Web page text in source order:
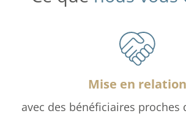
Mise en relation
avec des bénéficiaires proches